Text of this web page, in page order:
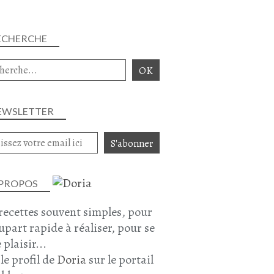
souvent simples, pour
rapide à réaliser, pour se
plaisir...
profil deDoriasur le portail